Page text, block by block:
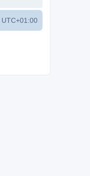
UTC+01:00